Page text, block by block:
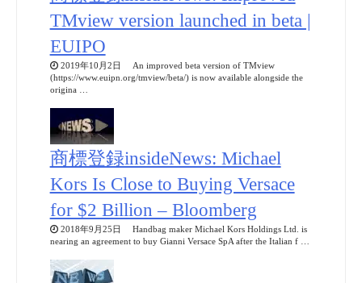
TMview version launched in beta |
EUIPO
2019年10月2日 An improved beta version of TMview
(https://www.euipn.org/tmview/beta/) is now available alongside the
origina …
商標登録insideNews: Michael
Kors Is Close to Buying Versace
for $2 Billion – Bloomberg
2018年9月25日 Handbag maker Michael Kors Holdings Ltd. is
nearing an agreement to buy Gianni Versace SpA after the Italian f …